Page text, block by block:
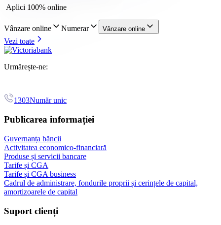
Aplici 100% online
Vânzare online Numerar Vânzare online
Vezi toate
Urmărește-ne:
1303Număr unic
Publicarea informației
Guvernanța băncii
Activitatea economico-financiară
Produse și servicii bancare
Tarife și CGA
Tarife și CGA business
Cadrul de administrare, fondurile proprii și cerințele de capital,
amortizoarele de capital
Suport clienți